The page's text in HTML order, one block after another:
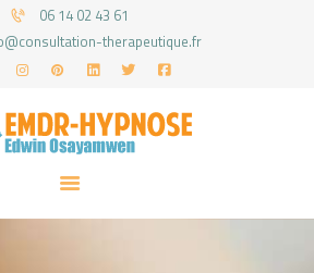
06 14 02 43 61
therapeutique.fr